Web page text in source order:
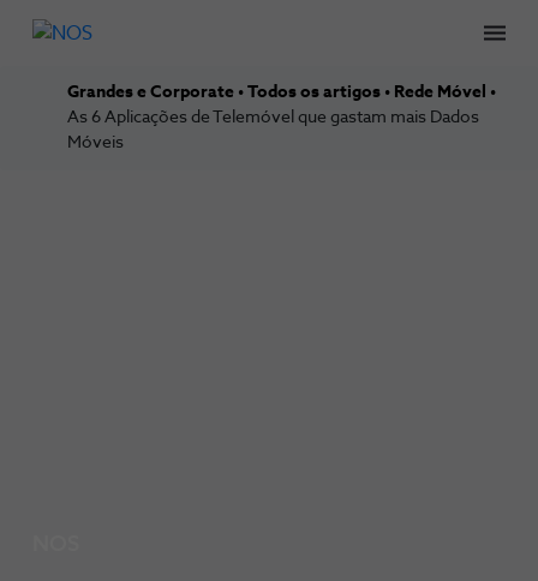
Grandes e Corporate Todos os artigos
Rede Móvel
As 6 Aplicações de Telemóvel que gastam mais Dados
Móveis